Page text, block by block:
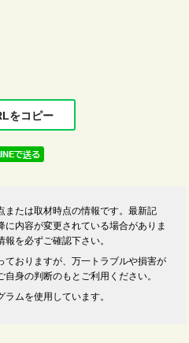
をコピー
または取材時点の情報です。最新記
内容が変更されている場合がありま
を必ずご確認下さい。
ておりますが、万一トラブルや損害が
身の判断のもとご利用ください。
ムを使用しています。